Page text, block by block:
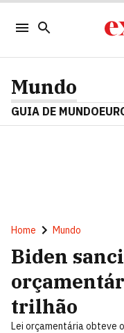
Mundo
GUIA DE MUNDO
Home Mundo
Biden
trilhão
Lei orçamentária obteve